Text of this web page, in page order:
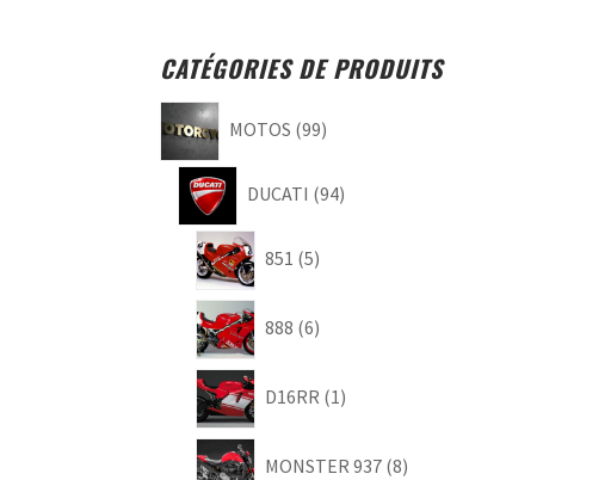
CATÉGORIES DE PRODUITS
MOTOS 99
99
DUCATI 94
94
851 5
5
888 6
6
D16RR 1
1
MONSTER 937 8
8